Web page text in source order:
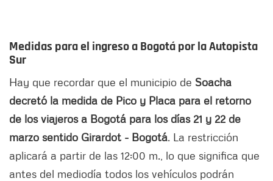
Medidas para el ingreso a Bogotá por la Autopista
Sur
Hay que recordar que el municipio de Soacha
decretó la medida de Pico y Placa para el retorno
de los viajeros a Bogotá para los días 21 y 22 de
marzo sentido Girardot - Bogotá. La restricción
aplicará a partir de las 12:00 m., lo que significa que
antes del mediodía todos los vehículos podrán